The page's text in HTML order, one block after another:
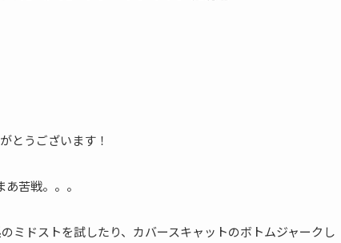
とうございます！
苦戦。。。
ミドストを試したり、カバースキャットのボトムジャークし